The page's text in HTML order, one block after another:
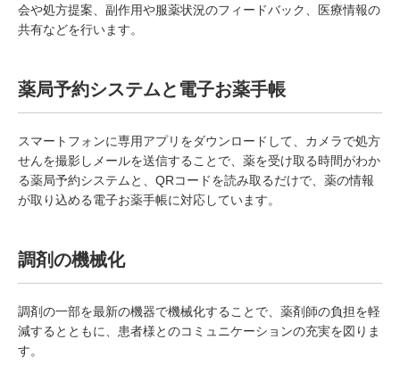
会や処方提案、副作用や服薬状況のフィードバック、医療情報の
共有などを行います。
薬局予約システムと電子お薬手帳
スマートフォンに専用アプリをダウンロードして、カメラで処方
せんを撮影しメールを送信することで、薬を受け取る時間がわか
る薬局予約システムと、QRコードを読み取るだけで、薬の情報
が取り込める電子お薬手帳に対応しています。
調剤の機械化
調剤の一部を最新の機器で機械化することで、薬剤師の負担を軽
減するとともに、患者様とのコミュニケーションの充実を図りま
す。